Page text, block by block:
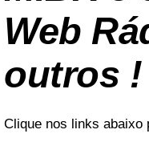
Web
outros !
Clique nos links abaixo